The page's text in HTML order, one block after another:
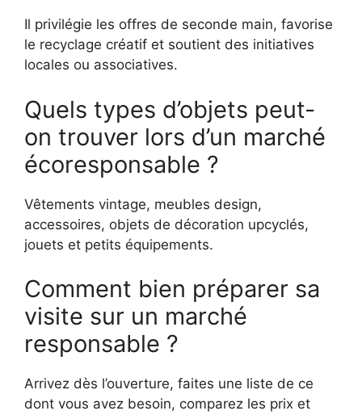
Il privilégie les offres de seconde main, favorise
le recyclage créatif et soutient des initiatives
locales ou associatives.
Quels types d’objets peut-
on trouver lors d’un marché
écoresponsable ?
Vêtements vintage, meubles design,
accessoires, objets de décoration upcyclés,
jouets et petits équipements.
Comment bien préparer sa
visite sur un marché
responsable ?
Arrivez dès l’ouverture, faites une liste de ce
dont vous avez besoin, comparez les prix et